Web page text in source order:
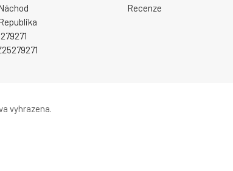
Recenze
vyhrazena.